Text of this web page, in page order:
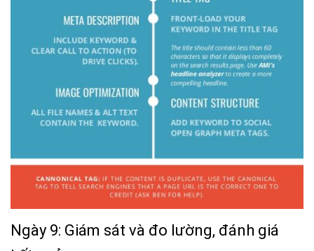
Ngày 9: Giám sát và đo lường, đánh giá